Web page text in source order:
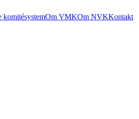
komitésystemOm VMKOm NVKKontakt